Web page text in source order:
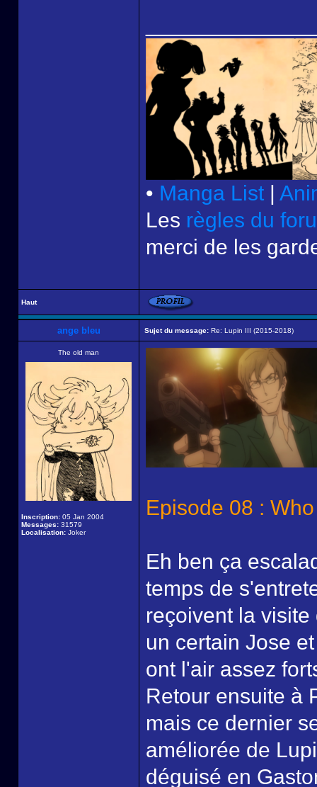
• Manga List |
Les règles du
merci de les
Haut
ange bleu Sujet du message: Re: Lupin III (2015-2018)
The old man
Inscription: 05 Jan 2004
Messages: 31579
Localisation: Joker
Episode 08 :
Eh ben ça
temps de
reçoivent la
un certain Jose
ont l'air assez
Retour ensuite à
mais ce dernier
améliorée de
déguisé en